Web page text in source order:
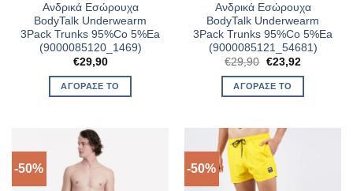
Ανδρικά Εσώρουχα
BodyTalk Underwearm
3Pack Trunks 95%Co 5%Ea
(9000085120_1469)
€29,90
ΑΓΌΡΑΣΈ ΤΟ
Ανδρικά Εσώρουχα
BodyTalk Underwearm
3Pack Trunks 95%Co 5%Ea
(9000085121_54681)
€29,90 Original
was:
€29,90.
€23,92Η
ΑΓΌΡΑΣΈ ΤΟ
-50% -50%